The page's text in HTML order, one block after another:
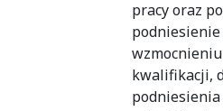
pracy oraz
kwalifikacji,